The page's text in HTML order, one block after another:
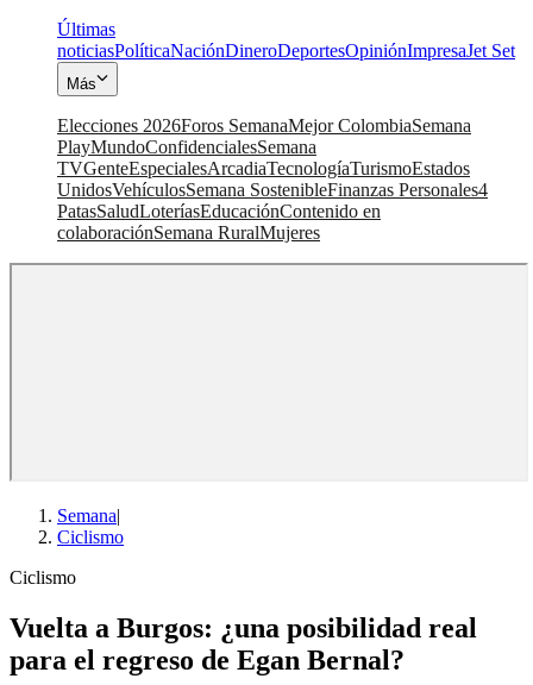
Últimas
noticiasPolíticaNaciónDineroDeportesOpiniónImpresaJet Set
Más
Elecciones 2026Foros SemanaMejor ColombiaSemana
PlayMundoConfidencialesSemana
TVGenteEspecialesArcadiaTecnologíaTurismoEstados
UnidosVehículosSemana SostenibleFinanzas Personales4
PatasSaludLoteríasEducaciónContenido en
colaboraciónSemana RuralMujeres
Semana|
Ciclismo
Ciclismo
Vuelta a Burgos: ¿una posibilidad real
para el regreso de Egan Bernal?